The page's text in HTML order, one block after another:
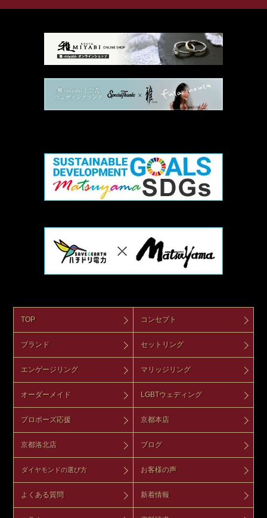
TOP コンセプト
ブランド セットリング
エンゲージリング マリッジリング
オーダーメイド LGBTウェディング
プロポーズ応援 京都本店
京都洛北店 ブログ
ダイヤモンドの選び方 お客様の声
よくある質問 新着情報